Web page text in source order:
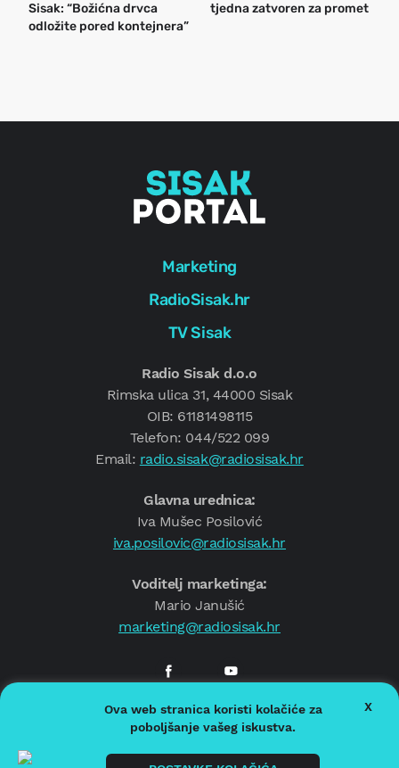
Sisak: “Božićna drvca
odložite pored kontejnera”
tjedna zatvoren za promet
Marketing
RadioSisak.hr
TV Sisak
Radio Sisak d.o.o
Rimska ulica 31, 44000 Sisak
OIB: 61181498115
Telefon: 044/522 099
Email: radio.sisak@radiosisak.hr
Glavna urednica:
Iva Mušec Posilović
iva.posilovic@radiosisak.hr
Voditelj marketinga:
Mario Janušić
marketing@radiosisak.hr
© 2026.Radio Sisak
Politika privatnosti
Politika kolačića
Ova web stranica koristi kolačiće za
poboljšanje vašeg iskustva.
X